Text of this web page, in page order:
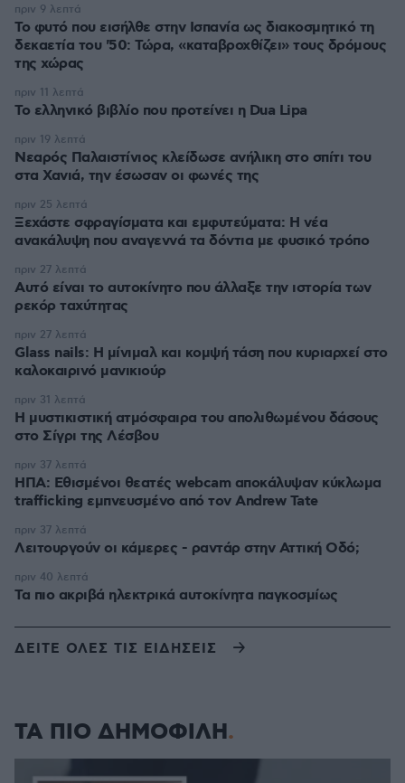
Το φυτό που εισήλθε στην Ισπανία ως διακοσμητικό τη
δεκαετία του '50: Τώρα, «καταβροχθίζει» τους δρόμους
της χώρας
πριν 9 λεπτά
Το ελληνικό βιβλίο που προτείνει η Dua Lipa
πριν 11 λεπτά
Νεαρός Παλαιστίνιος κλείδωσε ανήλικη στο σπίτι του
στα Χανιά, την έσωσαν οι φωνές της
πριν 19 λεπτά
Ξεχάστε σφραγίσματα και εμφυτεύματα: Η νέα
ανακάλυψη που αναγεννά τα δόντια με φυσικό τρόπο
πριν 25 λεπτά
Αυτό είναι το αυτοκίνητο που άλλαξε την ιστορία των
ρεκόρ ταχύτητας
πριν 27 λεπτά
Glass nails: Η μίνιμαλ και κομψή τάση που κυριαρχεί στο
καλοκαιρινό μανικιούρ
πριν 27 λεπτά
Η μυστικιστική ατμόσφαιρα του απολιθωμένου δάσους
στο Σίγρι της Λέσβου
πριν 31 λεπτά
ΗΠΑ: Εθισμένοι θεατές webcam αποκάλυψαν κύκλωμα
trafficking εμπνευσμένο από τον Andrew Tate
πριν 37 λεπτά
Λειτουργούν οι κάμερες - ραντάρ στην Αττική Οδό;
πριν 37 λεπτά
Τα πιο ακριβά ηλεκτρικά αυτοκίνητα παγκοσμίως
πριν 40 λεπτά
ΔΕΙΤΕ ΟΛΕΣ ΤΙΣ ΕΙΔΗΣΕΙΣ
ΤΑ ΠΙΟ ΔΗΜΟΦΙΛΗ